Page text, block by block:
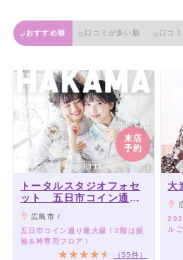
おすすめ順 口コミが多い順 口コ
来店
予約
トータルスタジオフォセ
ット 五日市コイン通り
店
広島市 /
五日市コイン通り最大級！2階は振
袖＆袴専用フロア！
（55件）
大
ル